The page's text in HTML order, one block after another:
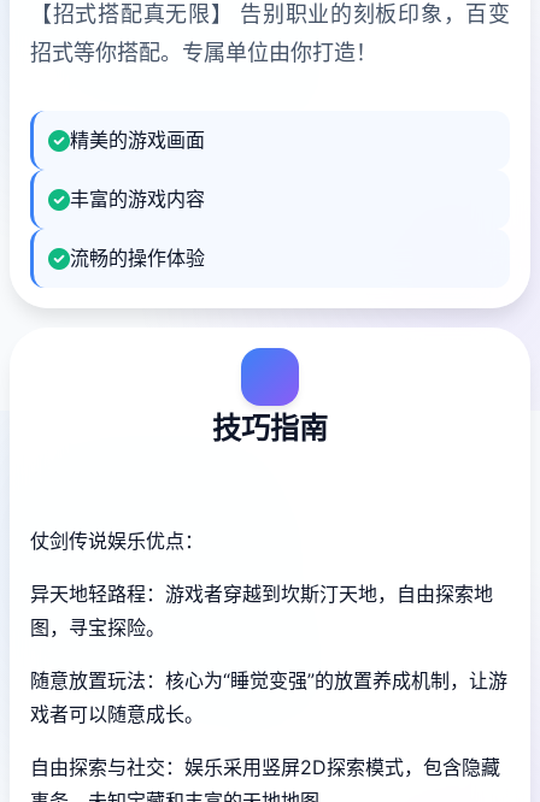
【招式搭配真无限】 告别职业的刻板印象，百变
招式等你搭配。专属单位由你打造！
精美的游戏画面
丰富的游戏内容
流畅的操作体验
技巧指南
仗剑传说娱乐优点：
异天地轻路程：游戏者穿越到坎斯汀天地，自由探索地
图，寻宝探险。
随意放置玩法：核心为“睡觉变强”的放置养成机制，让游
戏者可以随意成长。
自由探索与社交：娱乐采用竖屏2D探索模式，包含隐藏